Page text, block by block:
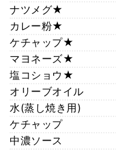
ナツメグ★
カレー粉★
ケチャップ★
マヨネーズ★
塩コショウ★
オリーブオイル
水(蒸し焼き用)
ケチャップ
中濃ソース